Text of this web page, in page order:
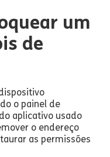
um
de
o painel de
aplicativo usado
o endereço
as permissões